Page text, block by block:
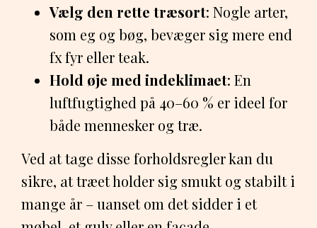
Vælg den rette træsort: Nogle arter,
som eg og bøg, bevæger sig mere end
fx fyr eller teak.
Hold øje med indeklimaet: En
luftfugtighed på 40–60 % er ideel for
både mennesker og træ.
Ved at tage disse forholdsregler kan du
sikre, at træet holder sig smukt og stabilt i
mange år – uanset om det sidder i et